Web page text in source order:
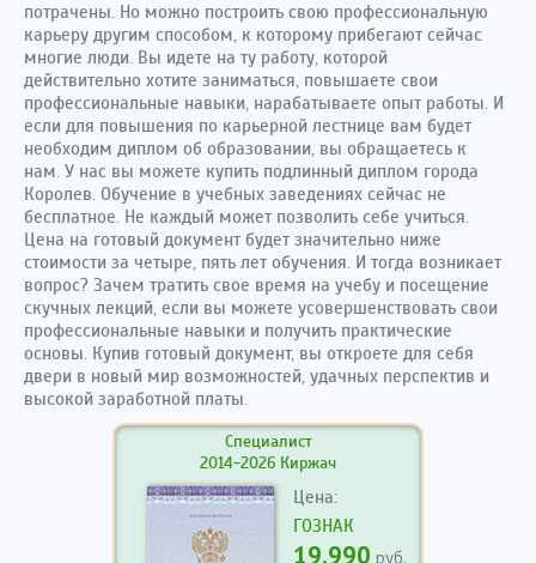
потрачены. Но можно построить свою профессиональную
карьеру другим способом, к которому прибегают сейчас
многие люди. Вы идете на ту работу, которой
действительно хотите заниматься, повышаете свои
профессиональные навыки, нарабатываете опыт работы. И
если для повышения по карьерной лестнице вам будет
необходим диплом об образовании, вы обращаетесь к
нам. У нас вы можете купить подлинный диплом города
Королев. Обучение в учебных заведениях сейчас не
бесплатное. Не каждый может позволить себе учиться.
Цена на готовый документ будет значительно ниже
стоимости за четыре, пять лет обучения. И тогда возникает
вопрос? Зачем тратить свое время на учебу и посещение
скучных лекций, если вы можете усовершенствовать свои
профессиональные навыки и получить практические
основы. Купив готовый документ, вы откроете для себя
двери в новый мир возможностей, удачных перспектив и
высокой заработной платы.
Специалист
2014-2026 Киржач
Цена:
ГОЗНАК
19.990 руб.